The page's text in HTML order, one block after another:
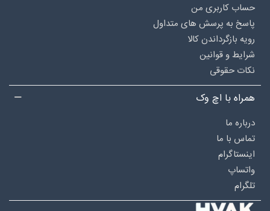
حساب کاربری من
پاسخ به پرسش های متداول
رویه بازگرداندن کالا
شرایط و قوانین
نکات حقوقی
همراه با اچ وک
درباره‌ ما
تماس با ما
اینستاگرام
واتساپ
تلگرام